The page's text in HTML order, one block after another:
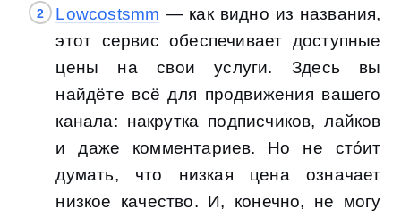
Lowcostsmm — как видно из названия,
этот сервис обеспечивает доступные
цены на свои услуги. Здесь вы
найдёте всё для продвижения вашего
канала: накрутка подписчиков, лайков
и даже комментариев. Но не сто́ит
думать, что низкая цена означает
низкое качество. И, конечно, не могу